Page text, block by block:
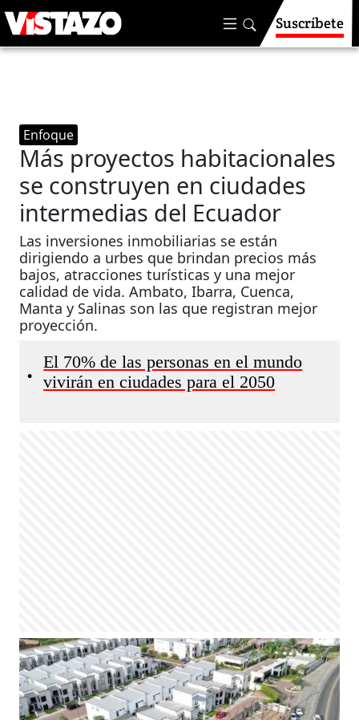
Suscríbete
Enfoque
Más proyectos habitacionales
se construyen en ciudades
intermedias del Ecuador
Las inversiones inmobiliarias se están
dirigiendo a urbes que brindan precios más
bajos, atracciones turísticas y una mejor
calidad de vida. Ambato, Ibarra, Cuenca,
Manta y Salinas son las que registran mejor
proyección.
•
El 70% de las personas en el mundo
vivirán en ciudades para el 2050